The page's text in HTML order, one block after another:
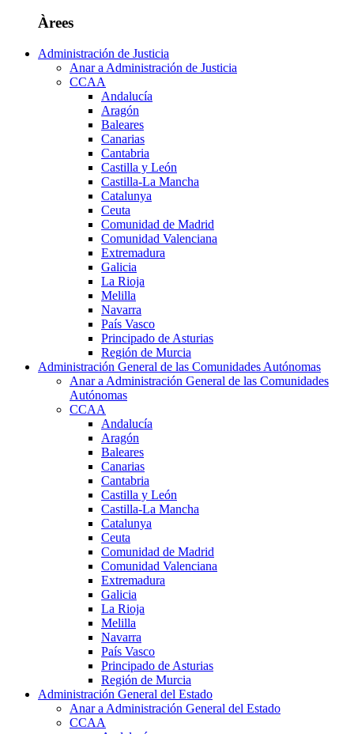
Àrees
Administración de Justicia
Anar a Administración de Justicia
CCAA
Andalucía
Aragón
Baleares
Canarias
Cantabria
Castilla y León
Castilla-La Mancha
Catalunya
Ceuta
Comunidad de Madrid
Comunidad Valenciana
Extremadura
Galicia
La Rioja
Melilla
Navarra
País Vasco
Principado de Asturias
Región de Murcia
Administración General de las Comunidades Autónomas
Anar a Administración General de las Comunidades
Autónomas
CCAA
Andalucía
Aragón
Baleares
Canarias
Cantabria
Castilla y León
Castilla-La Mancha
Catalunya
Ceuta
Comunidad de Madrid
Comunidad Valenciana
Extremadura
Galicia
La Rioja
Melilla
Navarra
País Vasco
Principado de Asturias
Región de Murcia
Administración General del Estado
Anar a Administración General del Estado
CCAA